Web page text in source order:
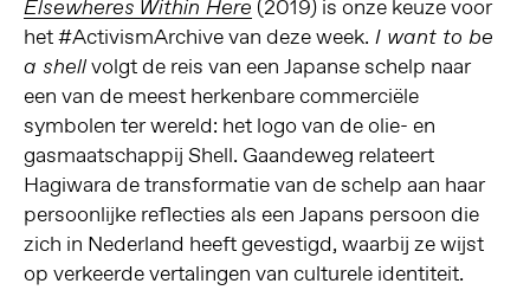
Elsewheres Within Here (2019) is onze keuze voor
het #ActivismArchive van deze week. I want to be
a shellvolgt de reis van een Japanse schelp naar
een van de meest herkenbare commerciële
symbolen ter wereld: het logo van de olie- en
gasmaatschappij Shell. Gaandeweg relateert
Hagiwara de transformatie van de schelp aan haar
persoonlijke reflecties als een Japans persoon die
zich in Nederland heeft gevestigd, waarbij ze wijst
op verkeerde vertalingen van culturele identiteit.